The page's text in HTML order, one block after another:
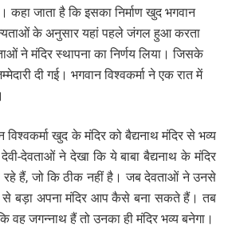
कहा जाता है कि इसका निर्माण खुद भगवान
के अनुसार यहां पहले जंगल हुआ करता
ने मंदिर स्थापना का निर्णय लिया। जिसके
दी गई। भगवान विश्वकर्मा ने एक रात में
खुद के मंदिर को बैद्यनाथ मंदिर से भव्य
देवताओं ने देखा कि ये बाबा बैद्यनाथ के मंदिर
रहे हैं, जो कि ठीक नहीं है। जब देवताओं ने उनसे
से बड़ा अपना मंदिर आप कैसे बना सकते हैं। तब
वह जगन्नाथ हैं तो उनका ही मंदिर भव्य बनेगा।